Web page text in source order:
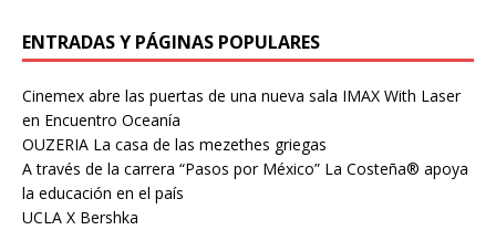
ENTRADAS Y PÁGINAS POPULARES
Cinemex abre las puertas de una nueva sala IMAX With Laser
en Encuentro Oceanía
OUZERIA La casa de las mezethes griegas
A través de la carrera “Pasos por México” La Costeña® apoya
la educación en el país
UCLA X Bershka